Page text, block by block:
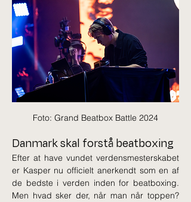
Foto: Grand Beatbox Battle 2024
Danmark skal forstå beatboxing
Efter at have vundet verdensmesterskabet
er Kasper nu officielt anerkendt som en af
de bedste i verden inden for beatboxing.
Men hvad sker der, når man når toppen?